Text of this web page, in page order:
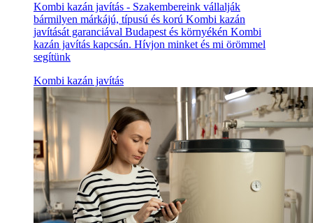
Kombi kazán javítás - Szakembereink vállalják
bármilyen márkájú, típusú és korú Kombi kazán
javítását garanciával Budapest és környékén Kombi
kazán javítás kapcsán. Hívjon minket és mi örömmel
segítünk
Kombi kazán javítás